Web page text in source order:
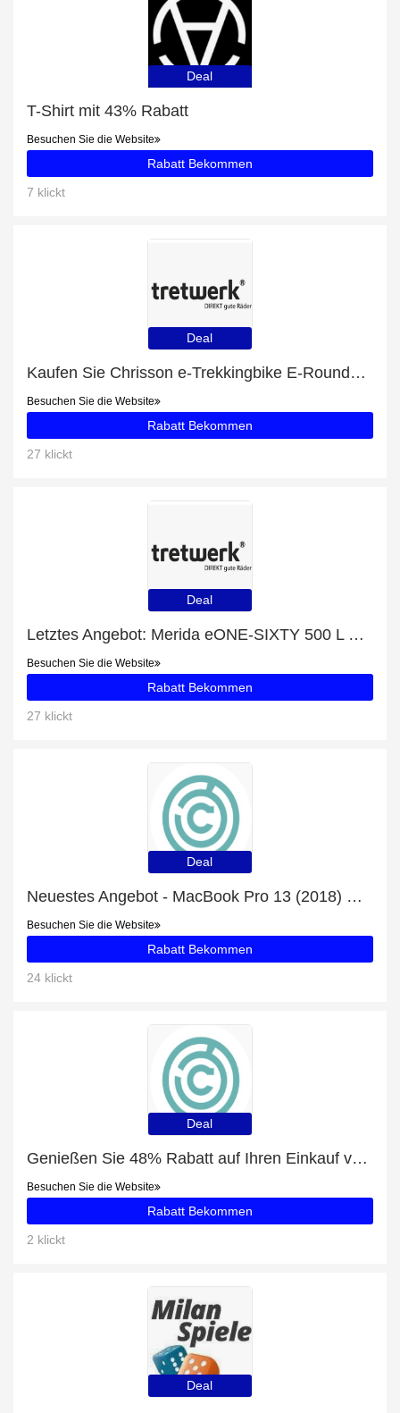
Deal
T-Shirt mit 43% Rabatt
Besuchen Sie die Website
Rabatt Bekommen
7 klickt
Deal
Kaufen Sie Chrisson e-Trekkingbike E-Rounder Herren 28 zoll Mittelmotor 53 Schwarz und erhalten Sie 26% Rabatt
Besuchen Sie die Website
Rabatt Bekommen
27 klickt
Deal
Letztes Angebot: Merida eONE-SIXTY 500 L mit 6% Rabatt
Besuchen Sie die Website
Rabatt Bekommen
27 klickt
Deal
Neuestes Angebot - MacBook Pro 13 (2018) Hülle mit 30% Rabatt
Besuchen Sie die Website
Rabatt Bekommen
24 klickt
Deal
Genießen Sie 48% Rabatt auf Ihren Einkauf von OnePlus 6 Hülle, ausschließlich online
Besuchen Sie die Website
Rabatt Bekommen
2 klickt
Deal